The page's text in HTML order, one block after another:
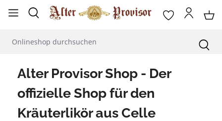
springen
Alter Provisor Shop - Der
offizielle Shop für den
Kräuterlikör aus Celle